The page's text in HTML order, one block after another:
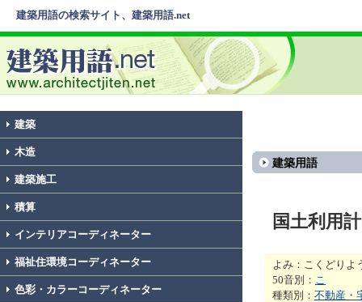
建築用語の検索サイト、建築用語.net
建築
木造
建築施工
積算
インテリアコーディネーター
福祉住環境コーディネーター
色彩・カラーコーディネーター
建築用語
国土利用
よみ：こくどりよ
50音別： こ
種類別： 不動産・